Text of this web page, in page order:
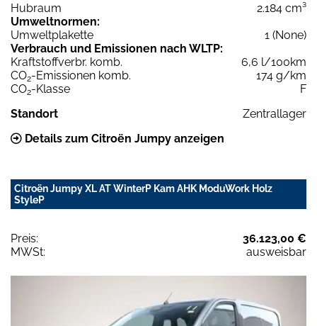
Hubraum
2.184 cm³
Umweltnormen:
Umweltplakette
1 (None)
Verbrauch und Emissionen nach WLTP:
Kraftstoffverbr. komb.
6,6 l/100km
CO2-Emissionen komb.
174 g/km
CO2-Klasse
F
Standort
Zentrallager
Details zum Citroën Jumpy anzeigen
Citroën Jumpy XL AT WinterP Kam AHK ModuWork Holz
StyleP
Preis:
36.123,00 €
MWSt:
ausweisbar